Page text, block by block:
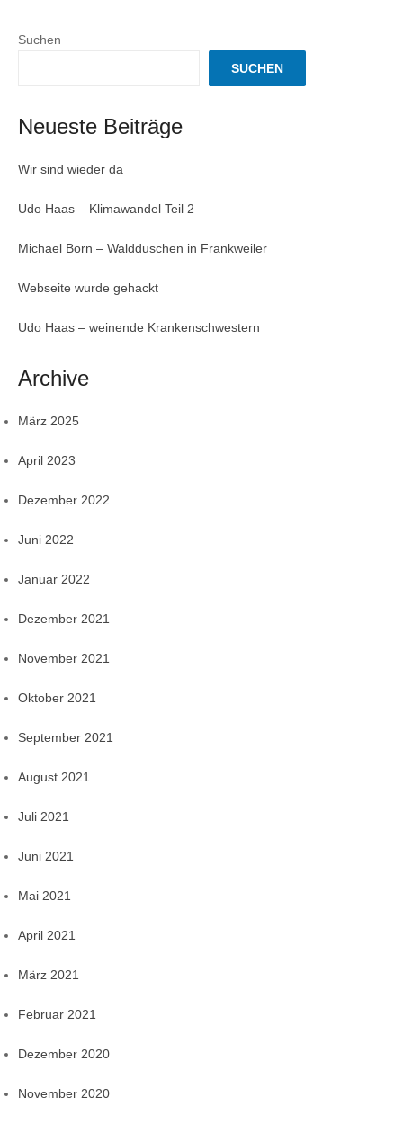
Suchen
SUCHEN
Neueste Beiträge
Wir sind wieder da
Udo Haas – Klimawandel Teil 2
Michael Born – Waldduschen in Frankweiler
Webseite wurde gehackt
Udo Haas – weinende Krankenschwestern
Archive
März 2025
April 2023
Dezember 2022
Juni 2022
Januar 2022
Dezember 2021
November 2021
Oktober 2021
September 2021
August 2021
Juli 2021
Juni 2021
Mai 2021
April 2021
März 2021
Februar 2021
Dezember 2020
November 2020